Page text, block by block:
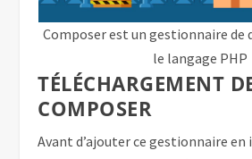
Composer est un gestionnaire de
le langage PHP
TÉLÉCHARGEMENT
COMPOSER
Avant d’ajouter ce gestionnaire en